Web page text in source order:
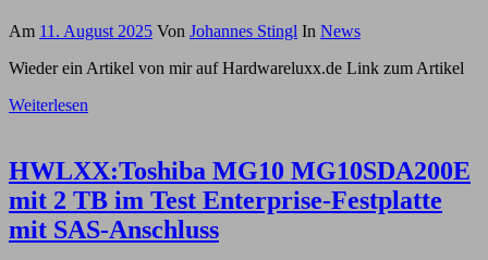
Am 11. August 2025 Von Johannes Stingl In News
Wieder ein Artikel von mir auf Hardwareluxx.de Link zum Artikel
Weiterlesen
HWLXX:Toshiba MG10 MG10SDA200E
mit 2 TB im Test Enterprise-Festplatte
mit SAS-Anschluss